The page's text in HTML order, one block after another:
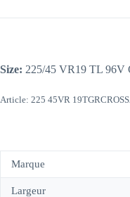
Size: 225/45 VR19 TL 96V
Article: 225 45VR
Marque
Largeur